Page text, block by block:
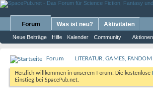
Forum
Neue Beiträge Hilfe Kalender Community Aktionen
Was ist neu? Aktivitäten
Forum LITERATUR, GAMES,
Herzlich willkommen in unserem Forum. Die kostenlose
Einstieg bei SpacePub.net.